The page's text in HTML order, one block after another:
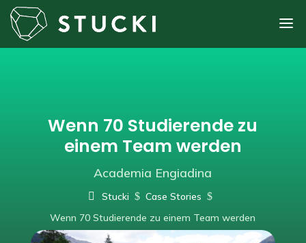
Wenn 70 Studierende zu
einem Team werden
Academia Engiadina
Stucki $ Case Stories $
Wenn 70 Studierende zu einem Team werden